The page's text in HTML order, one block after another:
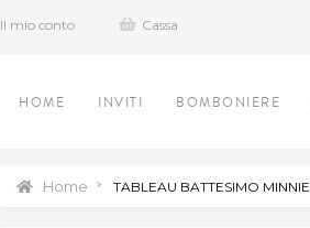
Il mio conto Cassa
HOME INVITI BOMBONIERE
Home > TABLEAU BATTESIMO MINNIE